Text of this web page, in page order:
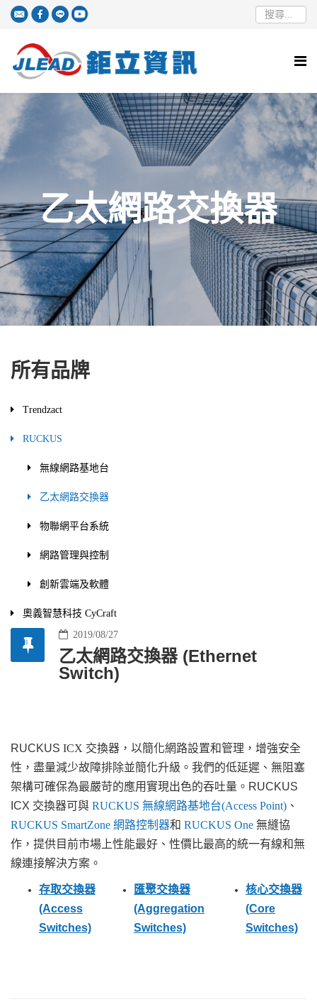
乙太網路交換器
所有品牌
Trendzact
RUCKUS
無線網路基地台
乙太網路交換器
物聯網平台系統
網路管理與控制
創新雲端及軟體
奧義智慧科技 CyCraft
2019/08/27
乙太網路交換器 (Ethernet
Switch)
RUCKUS ICX 交換器，以簡化網路設置和管理，增強安全
性，盡量減少故障排除並簡化升級。我們的低延遲、無阻塞
架構可確保為最嚴苛的應用實現出色的吞吐量。 RUCKUS
ICX 交換器可與 RUCKUS 無線網路基地台(Access Point) 、
RUCKUS SmartZone 網路控制器和 RUCKUS One 無縫協
作，提供目前市場上性能最好、性價比最高的統一有線和無
線連接解決方案。
存取交換器
(Access
Switches)
匯聚交換器
(Aggregation
Switches)
核心交換器
(Core
Switches)